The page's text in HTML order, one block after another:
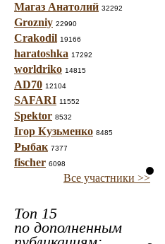
Магаз Анатолий 32292
Grozniy 22990
Crakodil 19166
haratoshka 17292
worldriko 14815
AD70 12104
SAFARI 11552
Spektor 8532
Ігор Кузьменко 8485
Рыбак 7377
fischer 6098
Все участники >>
Топ 15
по дополненным